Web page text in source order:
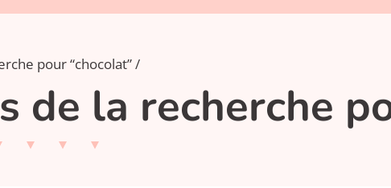
pour “chocolat”
de la recherche